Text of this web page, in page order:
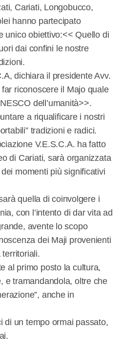
Cariati, Longobucco,
hanno partecipato
unico obiettivo:<< Quello di
dai confini le nostre
dichiara il presidente Avv.
riconoscere il Majo quale
dell’umanità>>.
a riqualificare i nostri
tradizioni e radici.
V.E.S.C.A. ha fatto
di Cariati, sarà organizzata
momenti più significativi
quella di coinvolgere i
con l’intento di dar vita ad
avente lo scopo
dei Maji provenienti
al primo posto la cultura,
e tramandandola, oltre che
anche in
di un tempo ormai passato,